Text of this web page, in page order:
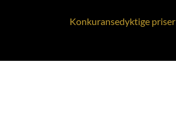
Konkuransedyktige priser